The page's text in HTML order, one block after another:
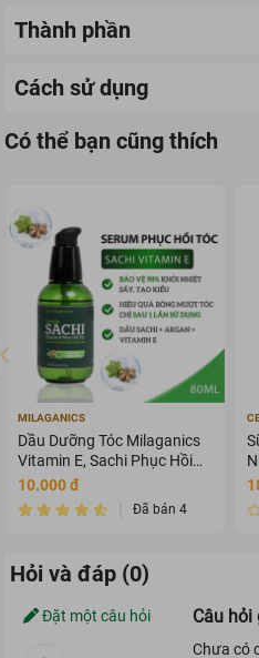
Thành phần
Cách sử dụng
Có thể bạn cũng thích
MILAGANICS
Dầu Dưỡng Tóc Milaganics
Vitamin E, Sachi Phục Hồi
Tóc 80ml
10.000 đ
Đã bán 4
Hỏi và đáp (0)
Đặt một câu hỏi Câu hỏi
Chưa có